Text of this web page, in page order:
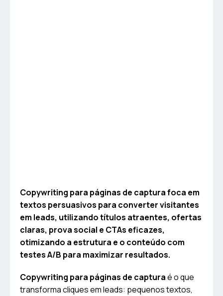
Copywriting para páginas de captura foca em
textos persuasivos para converter visitantes
em leads, utilizando títulos atraentes, ofertas
claras, prova social e CTAs eficazes,
otimizando a estrutura e o conteúdo com
testes A/B para maximizar resultados.
Copywriting para páginas de capturaé o que
transforma cliques em leads: pequenos textos,